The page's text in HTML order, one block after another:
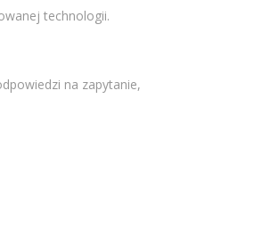
technologii.
na zapytanie,